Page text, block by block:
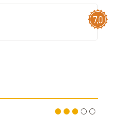
7,0